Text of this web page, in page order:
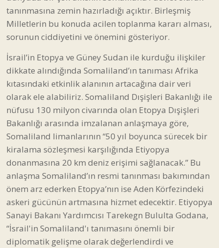
tanınmasına zemin hazırladığı açıktır. Birleşmiş
Milletlerin bu konuda acilen toplanma kararı alması,
sorunun ciddiyetini ve önemini gösteriyor.
İsrail’in Etopya ve Güney Sudan ile kurduğu ilişkiler
dikkate alındığında Somaliland’ın tanıması Afrika
kıtasındaki etkinlik alanının artacağına dair veri
olarak ele alabiliriz. Somaliland Dışişleri Bakanlığı ile
nüfusu 130 milyon civarında olan Etopya Dışişleri
Bakanlığı arasında imzalanan anlaşmaya göre,
Somaliland limanlarının “50 yıl boyunca sürecek bir
kiralama sözleşmesi karşılığında Etiyopya
donanmasına 20 km deniz erişimi sağlanacak.” Bu
anlaşma Somaliland’ın resmi tanınması bakımından
önem arz ederken Etopya’nın ise Aden Körfezindeki
askeri gücünün artmasına hizmet edecektir. Etiyopya
Sanayi Bakanı Yardımcısı Tarekegn Bululta Godana,
“İsrail'in Somaliland'ı tanımasını önemli bir
diplomatik gelişme olarak değerlendirdi ve